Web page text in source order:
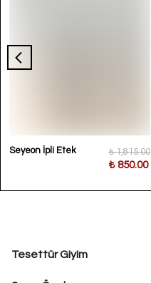
Seyeon İpli Etek ₺ 1,815.00
₺ 850.00
Tesettür Giyim